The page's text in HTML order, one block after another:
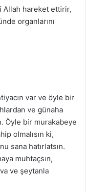
Allah hareket ettirir,
organlarını
var ve öyle bir
ve günaha
Öyle bir murakabeye
olmalısın ki,
sana hatırlatsın.
muhtaçsın,
ve şeytanla